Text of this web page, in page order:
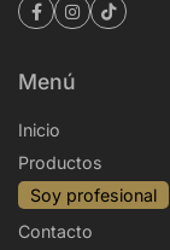
Menú
Inicio
Productos
Soy profesional
Contacto